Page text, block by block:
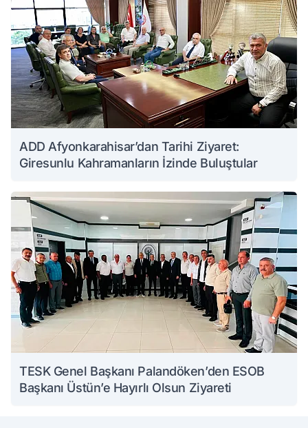
ADD Afyonkarahisar’dan Tarihi Ziyaret:
Giresunlu Kahramanların İzinde Buluştular
TESK Genel Başkanı Palandöken’den ESOB
Başkanı Üstün’e Hayırlı Olsun Ziyareti